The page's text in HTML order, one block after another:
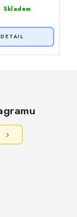
Skladem